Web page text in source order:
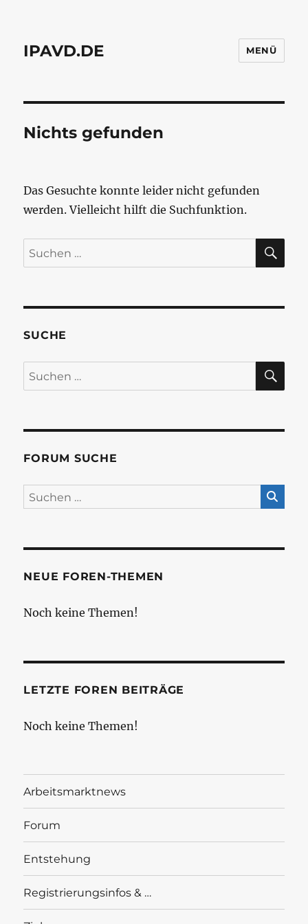
IPAVD.DE MENÜ
Nichts gefunden
Das Gesuchte konnte leider nicht gefunden
werden. Vielleicht hilft die Suchfunktion.
Suchen
nach:
SUCHE
Suchen
nach:
FORUM SUCHE
NEUE FOREN-THEMEN
Noch keine Themen!
LETZTE FOREN BEITRÄGE
Noch keine Themen!
Arbeitsmarktnews
Forum
Entstehung
Registrierungsinfos & …